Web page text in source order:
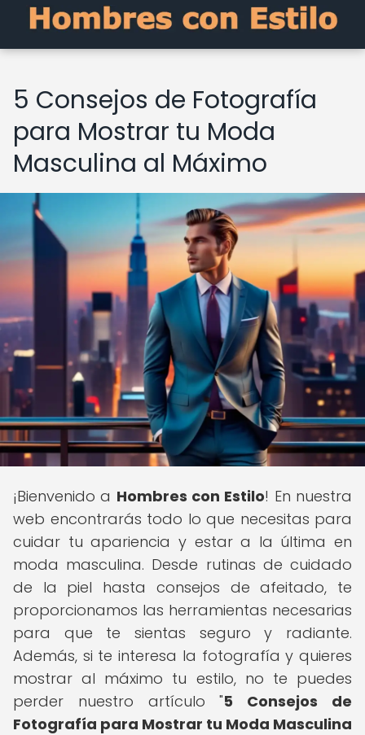
5 Consejos de Fotografía
para Mostrar tu Moda
Masculina al Máximo
¡Bienvenido a Hombres con Estilo! En nuestra
web encontrarás todo lo que necesitas para
cuidar tu apariencia y estar a la última en
moda masculina. Desde rutinas de cuidado
de la piel hasta consejos de afeitado, te
proporcionamos las herramientas necesarias
para que te sientas seguro y radiante.
Además, si te interesa la fotografía y quieres
mostrar al máximo tu estilo, no te puedes
perder nuestro artículo "5 Consejos de
Fotografía para Mostrar tu Moda Masculina